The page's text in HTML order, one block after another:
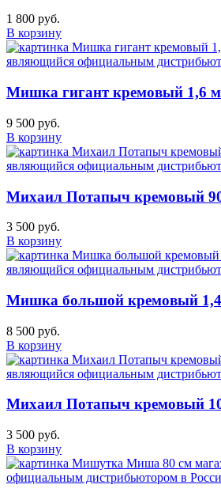
1 800 руб.
В корзину
Мишка гигант кремовый 1,6 м
9 500 руб.
В корзину
Михаил Потапыч кремовый
3 500 руб.
В корзину
Мишка большой кремовый
8 500 руб.
В корзину
Михаил Потапыч кремовый
3 500 руб.
В корзину